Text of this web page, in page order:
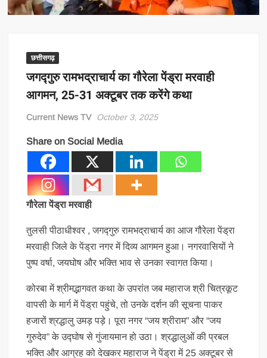
छत्तीसगढ़
जगद्गुरु रामभद्राचार्य का गौरेला पेंड्रा मरवाही
आगमन, 25-31 अक्टूबर तक करेंगे कथा
Current News TV October 3, 2025
Share on Social Media
गौरेला पेंड्रा मरवाही
तुलसी पीठाधीश्वर , जगद्गुरु रामभद्राचार्य का आज गौरेला पेंड्रा
मरवाही जिले के पेंड्रा नगर में दिव्य आगमन हुआ। नगरवासियों ने
पुष्प वर्षा, जयघोष और भक्ति भाव से उनका स्वागत किया।
कोरबा में श्रीमद्भागवत कथा के उपरांत जब महाराज श्री चित्रकूट
वापसी के मार्ग में पेंड्रा पहुंचे, तो उनके दर्शन की सूचना पाकर
हजारों श्रद्धालु उमड़ पड़े। पूरा नगर “जय श्रीराम” और “जय
गुरुदेव” के उद्घोष से गुंजायमान हो उठा। श्रद्धालुओं की प्रबल
भक्ति और आग्रह को देखकर महाराज ने पेंड्रा में 25 अक्टूबर से